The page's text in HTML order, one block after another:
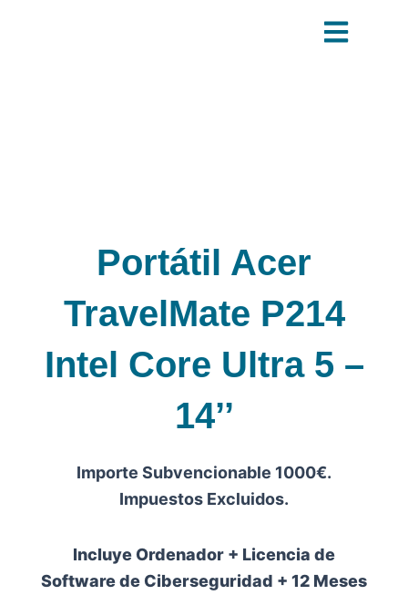
Portátil Acer
TravelMate P214
Intel Core Ultra 5 –
14’’
Importe Subvencionable 1000€.
Impuestos Excluidos.
Incluye Ordenador + Licencia de
Software de Ciberseguridad + 12 Meses